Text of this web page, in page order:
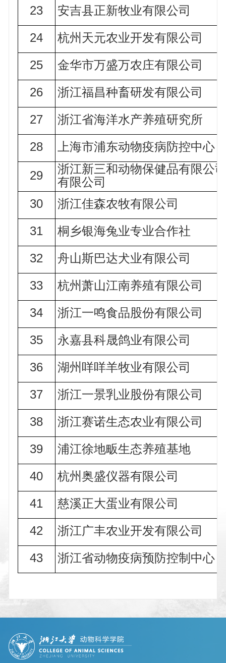
23
安吉县正新牧业有限公司
24
杭州天元农业开发有限公司
25
金华市万盛万农庄有限公司
26
浙江福昌种畜研发有限公司
27
浙江省海洋水产养殖研究所
28
上海市浦东动物疫病防控中心
29
浙江新三和动物保健品有限公
有限公司
30
浙江佳森农牧有限公司
31
桐乡银海兔业专业合作社
32
舟山斯巴达犬业有限公司
33
杭州萧山江南养殖有限公司
34
浙江一鸣食品股份有限公司
35
永嘉县科晟鸽业有限公司
36
湖州咩咩羊牧业有限公司
37
浙江一景乳业股份有限公司
38
浙江赛诺生态农业有限公司
39
浦江徐地畈生态养殖基地
40
杭州奥盛仪器有限公司
41
慈溪正大蛋业有限公司
42
浙江广丰农业开发有限公司
43
浙江省动物疫病预防控制中心